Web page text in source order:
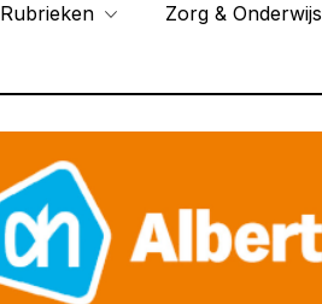
Rubrieken Zorg & Onderwijs